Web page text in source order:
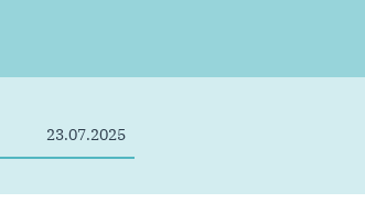
23.07.2025